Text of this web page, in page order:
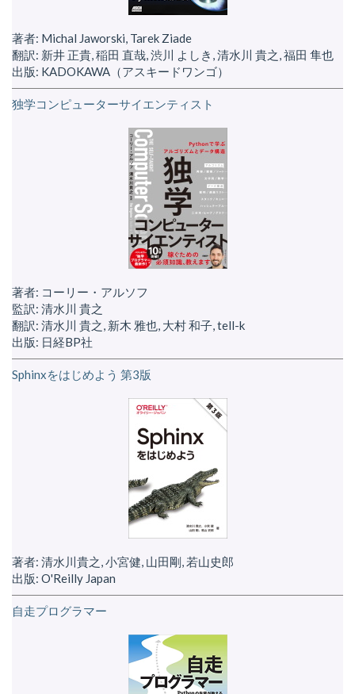
著者: Michal Jaworski, Tarek Ziade
翻訳: 新井 正貴, 稲田 直哉, 渋川 よしき, 清水川 貴之, 福田 隼也
出版: KADOKAWA（アスキードワンゴ）
独学コンピューターサイエンティスト
著者: コーリー・アルソフ
監訳: 清水川 貴之
翻訳: 清水川 貴之, 新木 雅也, 大村 和子, tell-k
出版: 日経BP社
Sphinxをはじめよう 第3版
著者: 清水川貴之, 小宮健, 山田剛, 若山史郎
出版: O'Reilly Japan
自走プログラマー